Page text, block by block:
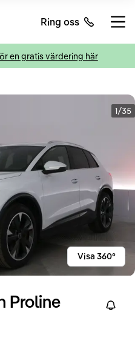
Ring oss
en gratis värdering här
1/35
Visa 360°
Proline
Right